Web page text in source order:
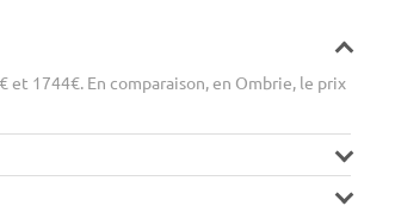
et 1744€. En comparaison, en Ombrie, le prix